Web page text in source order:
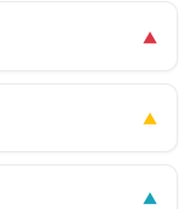
▲
▲
▲